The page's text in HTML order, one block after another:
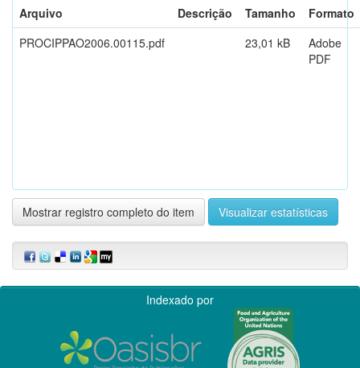
Arquivo
Descrição Tamanho
Formato
PROCIPPAO2006.00115.pdf
23,01 kB
Adobe
PDF
Mostrar registro completo do item Visualizar estatísticas
Indexado por